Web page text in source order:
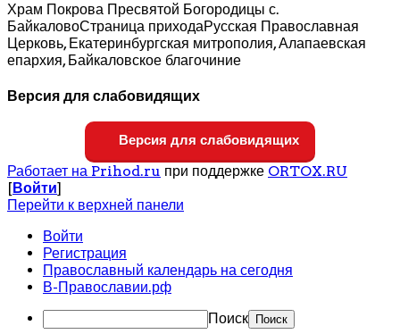
Храм Покрова Пресвятой Богородицы с.
БайкаловоСтраница приходаРусская Православная
Церковь, Екатеринбургская митрополия, Алапаевская
епархия, Байкаловское благочиние
Версия для слабовидящих
Версия для слабовидящих
Работает на Prihod.ru при поддержке ORTOX.RU
[Войти]
Перейти к верхней панели
Войти
Регистрация
Православный календарь на сегодня
В-Православии.рф
Поиск